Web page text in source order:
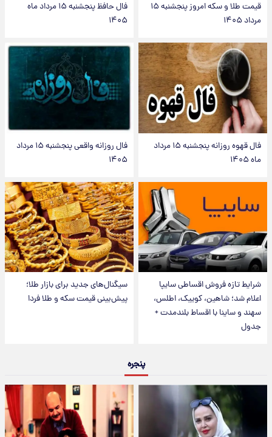
قیمت طلا و سکه امروز پنجشنبه ۱۵
مرداد ۱۴۰۵
فال حافظ پنجشنبه ۱۵ مرداد ماه
۱۴۰۵
فال قهوه روزانه پنجشنبه ۱۵ مرداد
ماه ۱۴۰۵
فال روزانه واقعی پنجشنبه ۱۵ مرداد
۱۴۰۵
شرایط تازه فروش اقساطی سایپا
اعلام شد؛ شاهین، کوییک، اطلس،
سهند و ساینا با اقساط بلندمدت +
جدول
سیگنال‌های جدید برای بازار طلا؛
پیش‌بینی قیمت سکه و طلا فردا
پنجره